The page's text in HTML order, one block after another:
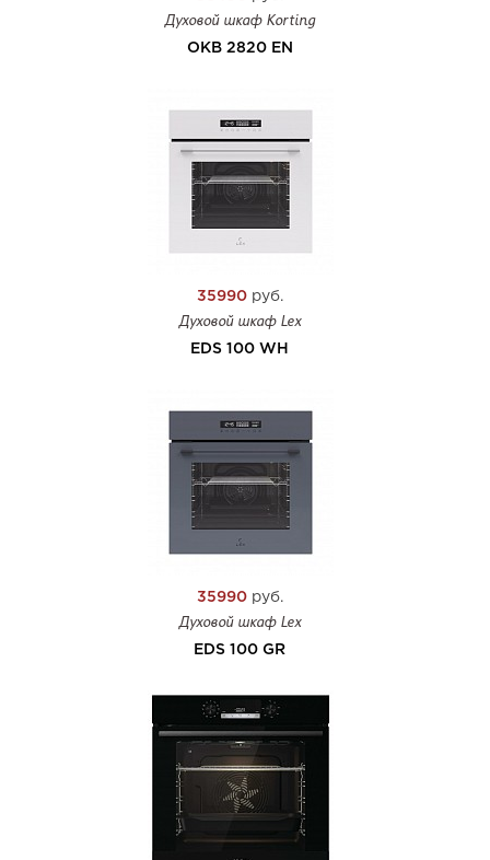
Духовой шкаф Korting
OKB 2820 EN
35990руб.
Духовой шкаф Lex
EDS 100 WH
35990руб.
Духовой шкаф Lex
EDS 100 GR